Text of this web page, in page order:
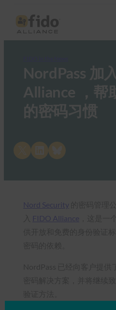
NordPass 加
Alliance ，帮
的密码习惯
Share on LinkedInShare on Bluesky
Nord Security
FIDO Alliance